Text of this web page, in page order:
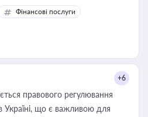
Фінансові послуги
+6
правового регулювання
Україні, що є важливою для